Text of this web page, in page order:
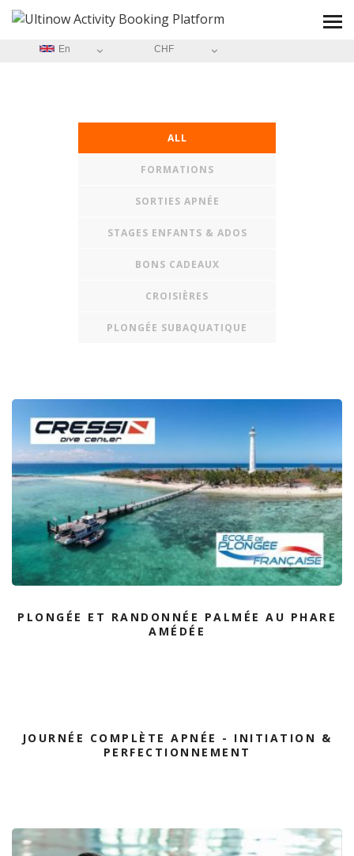
En CHF
ALL
FORMATIONS
SORTIES APNÉE
STAGES ENFANTS & ADOS
BONS CADEAUX
CROISIÈRES
PLONGÉE SUBAQUATIQUE
PLONGÉE ET RANDONNÉE PALMÉE AU PHARE
AMÉDÉE
JOURNÉE COMPLÈTE APNÉE - INITIATION &
PERFECTIONNEMENT